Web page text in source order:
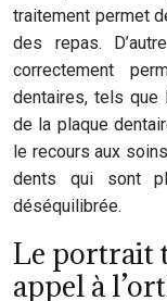
traitement permet
des repas.
correctement
dentaires, tels que
de la plaque
le recours aux
dents qui sont
déséquilibrée.
Le portrait
appel à